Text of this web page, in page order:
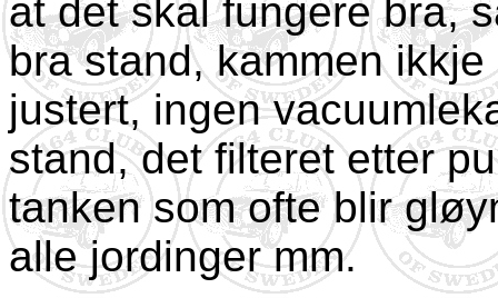
at det skal fungere bra,
bra stand, kammen
justert, ingen
stand, det filteret etter
tanken som ofte blir
alle jordinger mm.